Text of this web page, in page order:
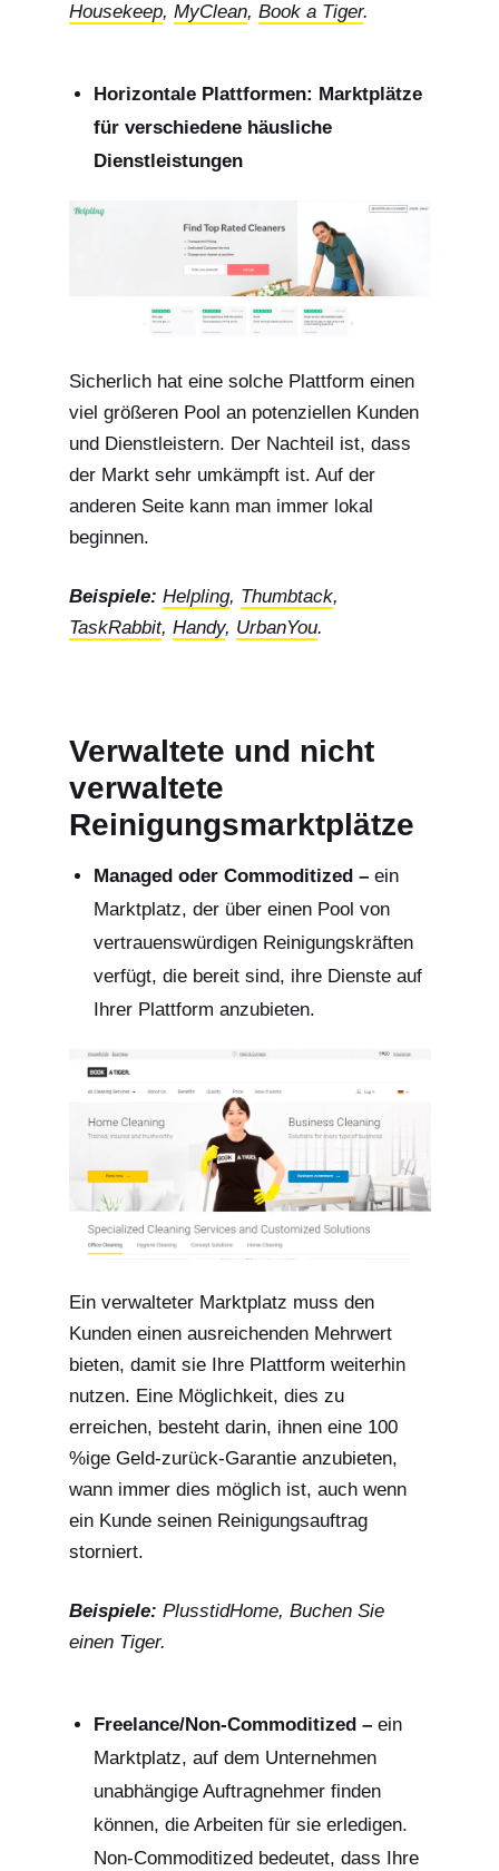
Housekeep, MyClean, Book a Tiger.
Horizontale Plattformen: Marktplätze
für verschiedene häusliche
Dienstleistungen
Sicherlich hat eine solche Plattform einen
viel größeren Pool an potenziellen Kunden
und Dienstleistern. Der Nachteil ist, dass
der Markt sehr umkämpft ist. Auf der
anderen Seite kann man immer lokal
beginnen.
Beispiele: Helpling, Thumbtack,
TaskRabbit, Handy, UrbanYou.
Verwaltete und nicht
verwaltete
Reinigungsmarktplätze
Managed oder Commoditized – ein
Marktplatz, der über einen Pool von
vertrauenswürdigen Reinigungskräften
verfügt, die bereit sind, ihre Dienste auf
Ihrer Plattform anzubieten.
Ein verwalteter Marktplatz muss den
Kunden einen ausreichenden Mehrwert
bieten, damit sie Ihre Plattform weiterhin
nutzen. Eine Möglichkeit, dies zu
erreichen, besteht darin, ihnen eine 100
%ige Geld-zurück-Garantie anzubieten,
wann immer dies möglich ist, auch wenn
ein Kunde seinen Reinigungsauftrag
storniert.
Beispiele: PlusstidHome, Buchen Sie
einen Tiger.
Freelance/Non-Commoditized – ein
Marktplatz, auf dem Unternehmen
unabhängige Auftragnehmer finden
können, die Arbeiten für sie erledigen.
Non-Commoditized bedeutet, dass Ihre